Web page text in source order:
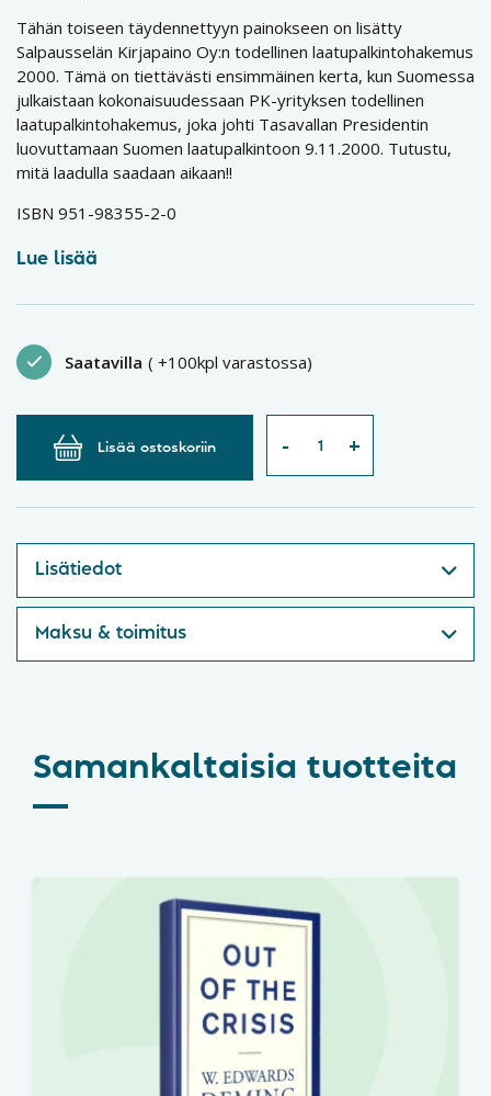
Tähän toiseen täydennettyyn painokseen on lisätty
Salpausselän Kirjapaino Oy:n todellinen laatupalkintohakemus
2000. Tämä on tiettävästi ensimmäinen kerta, kun Suomessa
julkaistaan kokonaisuudessaan PK-yrityksen todellinen
laatupalkintohakemus, joka johti Tasavallan Presidentin
luovuttamaan Suomen laatupalkintoon 9.11.2000. Tutustu,
mitä laadulla saadaan aikaan!!
ISBN 951-98355-2-0
Lue lisää
Saatavilla ( +100kpl varastossa)
Lisää ostoskoriin
Lisätiedot
Maksu & toimitus
Samankaltaisia tuotteita